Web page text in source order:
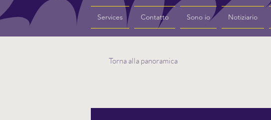
Services Contatto Sono io Notiziario
Torna alla panoramica